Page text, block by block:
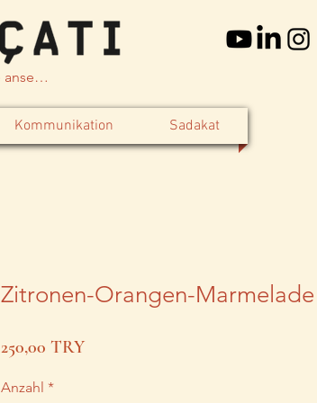
Punkte ansehen
Kommunikation Sadakat
Zitronen-Orangen-Marmelade
250,00 TRYPreis
Anzahl *